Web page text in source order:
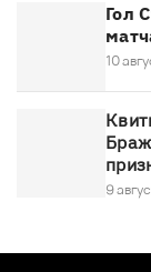
Гол
10
9